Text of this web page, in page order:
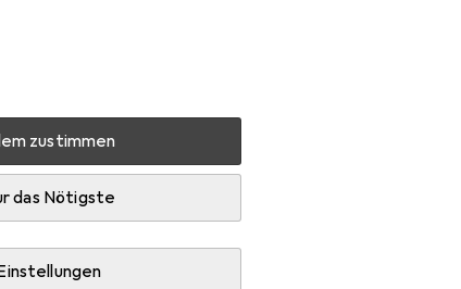
zustimmen
das Nötigste
Zubehör